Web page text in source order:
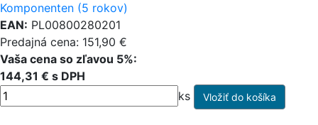
Komponenten (5 rokov)
EAN: PL00800280201
Predajná cena: 151,90 €
Vaša cena so zľavou 5%:
144,31 € s DPH
ks